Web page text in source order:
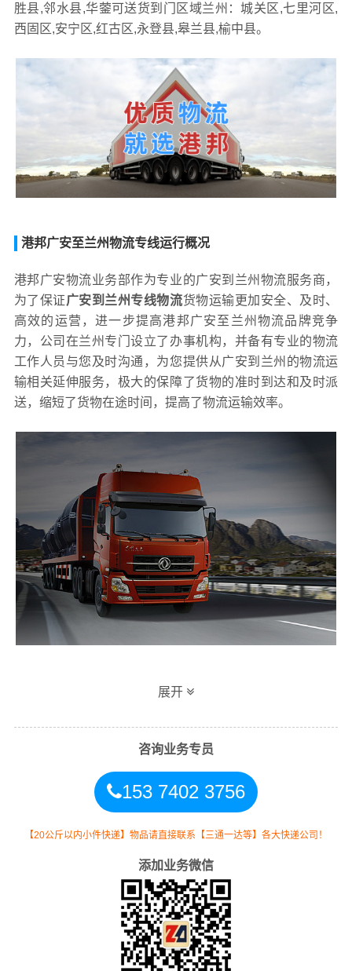
胜县,邻水县,华蓥可送货到门区域兰州：城关区,七里河区,
西固区,安宁区,红古区,永登县,皋兰县,榆中县。
港邦广安至兰州物流专线运行概况
港邦广安物流业务部作为专业的广安到兰州物流服务商，
为了保证广安到兰州专线物流货物运输更加安全、及时、
高效的运营，进一步提高港邦广安至兰州物流品牌竞争
力，公司在兰州专门设立了办事机构，并备有专业的物流
工作人员与您及时沟通，为您提供从广安到兰州的物流运
输相关延伸服务，极大的保障了货物的准时到达和及时派
送，缩短了货物在途时间，提高了物流运输效率。
港邦广安到兰州专线物流运输方式
同时，为了方便广大客户从广安物流到兰州的不同运输时
港邦特推出广安到兰州物流
方式，以此来降低从广东广安到兰州的物流专线运输成
本，提高由广安发货到兰州的物流效率，以便为新老客户
提供更加优质完善的一站式从广安到甘肃兰州
门运输服务！
展开
咨询业务专员
153 7402 3756
【20公斤以内小件快递】物品请直接联系【三通一达等】各大快递公司！
添加业务微信